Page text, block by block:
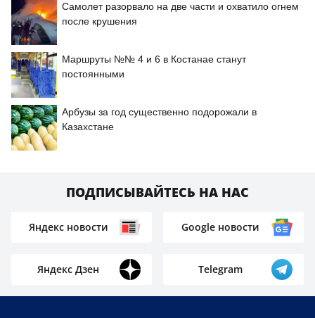
Самолет разорвало на две части и охватило огнем
после крушения
Маршруты №№ 4 и 6 в Костанае станут
постоянными
Арбузы за год существенно подорожали в
Казахстане
ПОДПИСЫВАЙТЕСЬ НА НАС
Яндекс новости Google новости
Яндекс Дзен Telegram